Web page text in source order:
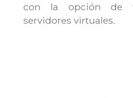
con la opción de
servidores virtuales.